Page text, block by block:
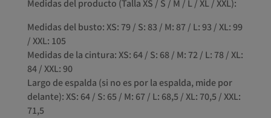
Medidas del producto (Talla XS / S / M / L / XL / XXL):
Medidas del busto: XS: 79 / S: 83 / M: 87 / L: 93 / XL: 99
/ XXL: 105
Medidas de la cintura: XS: 64 / S: 68 / M: 72 / L: 78 / XL:
84 / XXL: 90
Largo de espalda (si no es por la espalda, mide por
delante): XS: 64 / S: 65 / M: 67 / L: 68,5 / XL: 70,5 / XXL:
71,5